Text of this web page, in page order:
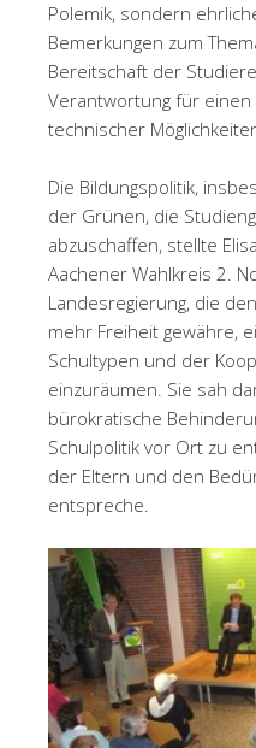
Polemik, sondern
Bemerkungen zum
Bereitschaft der
Verantwortung für einen
technischer
Die Bildungspolitik,
der Grünen, die
abzuschaffen, stellte
Aachener Wahlkreis 2.
Landesregierung, die
mehr Freiheit gewähre,
Schultypen und der
einzuräumen. Sie sah
bürokratische
Schulpolitik vor Ort zu
der Eltern und den
entspreche.